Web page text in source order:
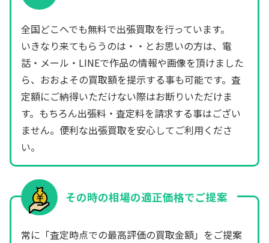
全国どこへでも無料で出張買取を行っています。
いきなり来てもらうのは・・とお思いの方は、電
話・メール・LINEで作品の情報や画像を頂けました
ら、おおよその買取額を提示する事も可能です。査
定額にご納得いただけない際はお断りいただけま
す。もちろん出張料・査定料を請求する事はござい
ません。便利な出張買取を安心してご利用くださ
い。
その時の相場の適正価格でご提案
常に「査定時点での最高評価の買取金額」をご提案